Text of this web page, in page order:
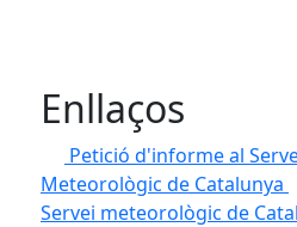
Enllaços
Petició d'informe al
Meteorològic de Catalunya
Servei meteorològic de